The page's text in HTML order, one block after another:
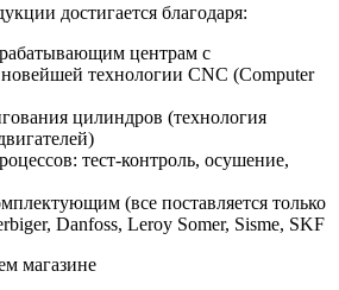
достигается благодаря:
центрам с
технологии CNC (Computer
цилиндров (технология
тест-контроль, осушение,
(все поставляется только
Danfoss, Leroy Somer, Sisme, SKF
магазине